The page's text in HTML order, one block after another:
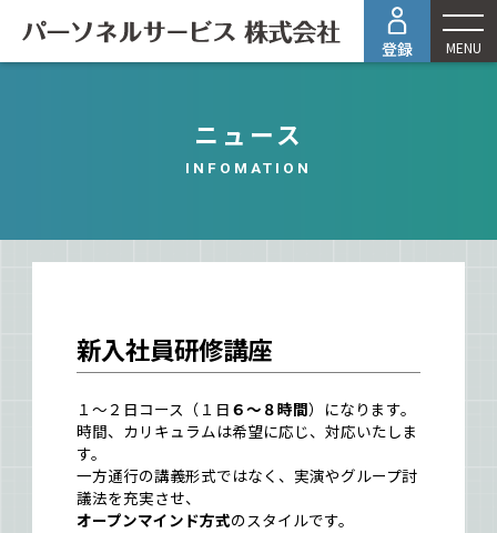
MENU
ニュース
INFOMATION
新入社員研修講座
１～２日コース（１日 ６～８時間）になります。
時間、カリキュラムは希望に応じ、対応いたしま
す。
一方通行の講義形式ではなく、実演やグループ討
議法を充実させ、
オープンマインド方式のスタイルです。